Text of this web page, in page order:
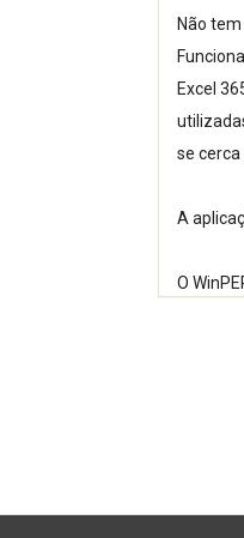
Não
Excel
se cerca
A
O